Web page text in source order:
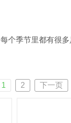
季节里都有很
1 2 下一页